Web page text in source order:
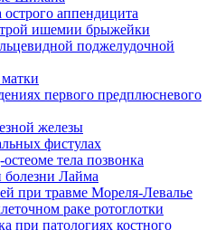
аппендицита
ишемии брыжейки
поджелудочной
первого предплюсневого
железы
фистулах
тела позвонка
Лайма
при травме Мореля-Левалье
раке ротоглотки
при патологиях костного